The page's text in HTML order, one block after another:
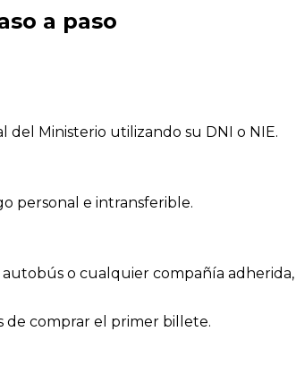
a paso
del Ministerio utilizando su DNI o NIE.
personal e intransferible.
o cualquier compañía
de comprar el primer billete.